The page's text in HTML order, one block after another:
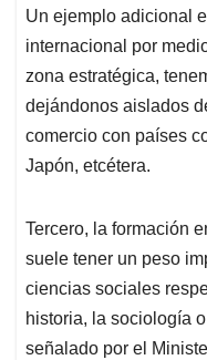
Un ejemplo adicional
internacional por
zona estratégica,
dejándonos aislados
comercio con países
Japón, etcétera.
Tercero, la formación
suele tener un peso
ciencias sociales
historia, la sociología
señalado por el